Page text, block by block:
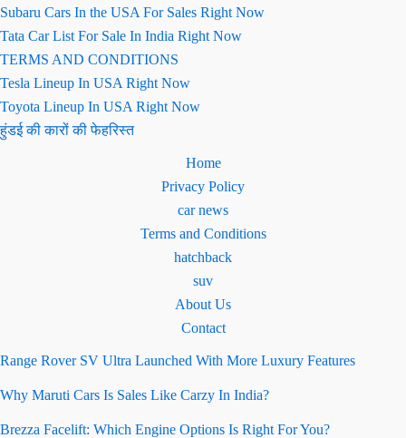
Subaru Cars In the USA For Sales Right Now
Tata Car List For Sale In India Right Now
TERMS AND CONDITIONS
Tesla Lineup In USA Right Now
Toyota Lineup In USA Right Now
हुंडई की कारों की फेहरिस्त
Home
Privacy Policy
car news
Terms and Conditions
hatchback
suv
About Us
Contact
Range Rover SV Ultra Launched With More Luxury Features
Why Maruti Cars Is Sales Like Carzy In India?
Brezza Facelift: Which Engine Options Is Right For You?